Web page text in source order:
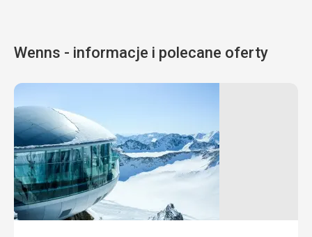
Wenns - informacje i polecane oferty